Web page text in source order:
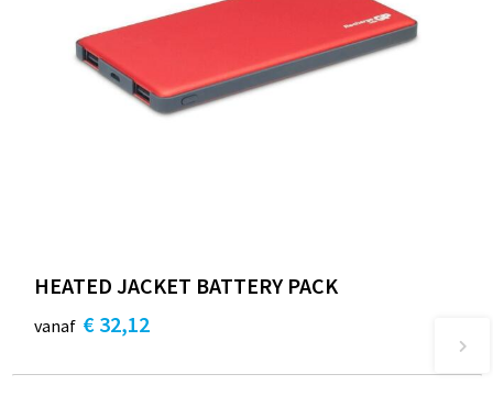
HEATED JACKET BATTERY PACK
vanaf € 32,12